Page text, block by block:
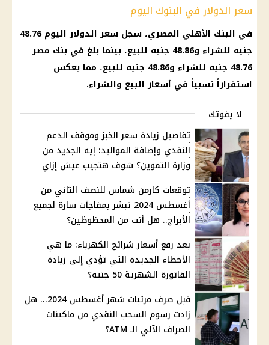
سعر الدولار في البنوك اليوم
في البنك الأهلي المصري، سجل سعر الدولار اليوم 48.76
جنيه للشراء و48.86 جنيه للبيع، بينما بلغ في
بنك مصر
48.76 جنيه للشراء و48.86 جنيه للبيع، مما يعكس
استقراراً نسبياً في أسعارالبيع والشراء.
لا يفوتك
تفاصيل زيادة سعر الخبز وموقف الدعم
النقدي وإضافة المواليد: إيه الجديد من
وزارة التموين؟ شوف هتجيب عيش إزاي
توقعات كارمن شماس للنصف الثاني من
أغسطس 2024 تبشر بمفاجآت سارة لجميع
الأبراج.. هل أنت من المحظوظين؟
بعد رفع أسعار شرائح الكهرباء: ما هي
الأخطاء الجديدة التي تؤدي إلى زيادة
الفاتورة الشهرية 50 جنيه؟
قبل صرف مرتبات شهر أغسطس 2024... هل
زادت رسوم السحب النقدي من ماكينات
الصراف الآلي الـ ATM؟